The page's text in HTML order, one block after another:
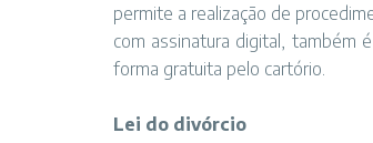
permite a realização de
com assinatura digital, também
forma gratuita pelo cartório.
Lei do divórcio